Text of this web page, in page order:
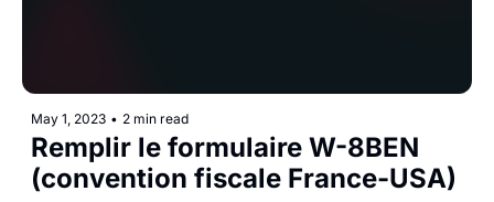
May 1, 2023 • 2 min read
Remplir le formulaire W-8BEN
(convention fiscale France-USA)